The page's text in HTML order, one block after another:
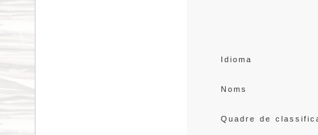
Idioma
Noms
Quadre de